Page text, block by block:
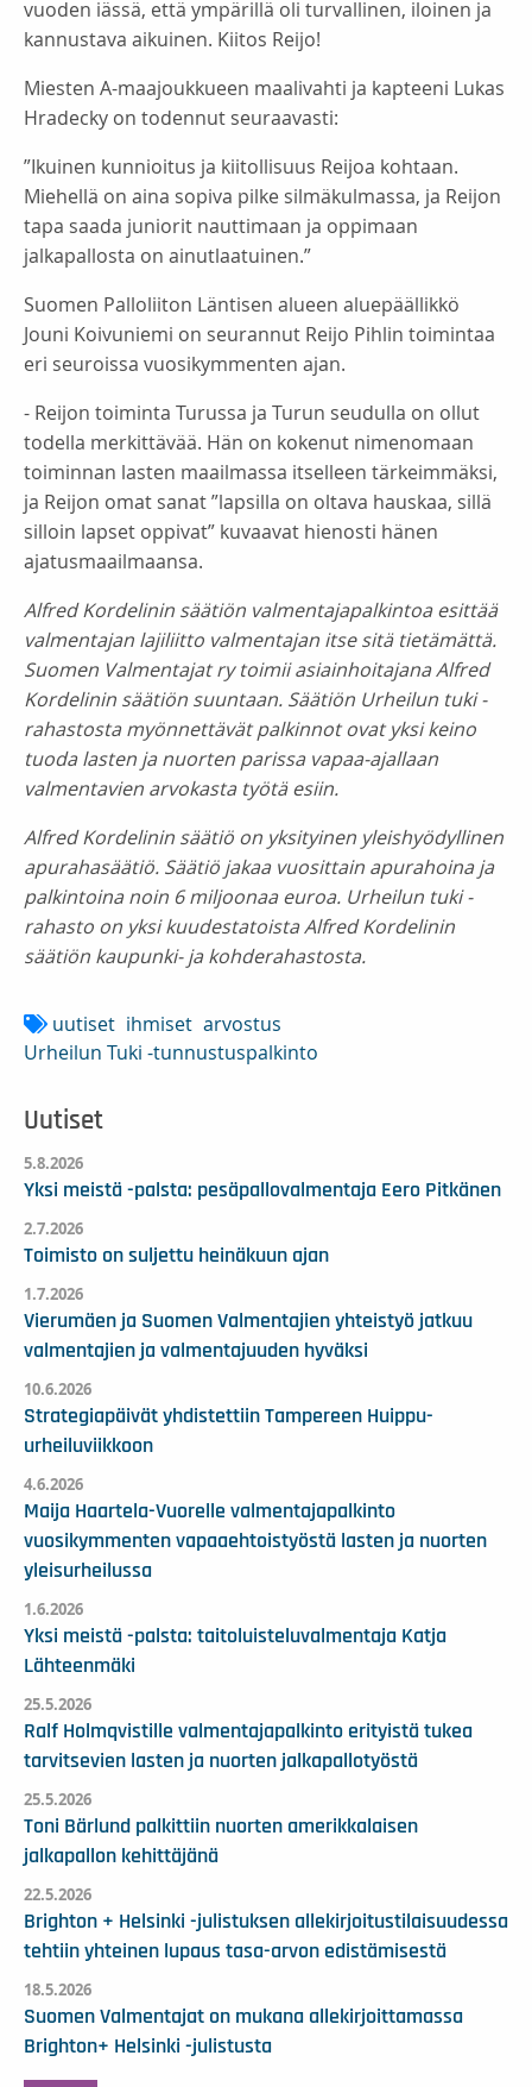
vuoden iässä, että ympärillä oli turvallinen, iloinen ja
kannustava aikuinen. Kiitos Reijo!
Miesten A-maajoukkueen maalivahti ja kapteeni Lukas
Hradecky on todennut seuraavasti:
”Ikuinen kunnioitus ja kiitollisuus Reijoa kohtaan.
Miehellä on aina sopiva pilke silmäkulmassa, ja Reijon
tapa saada juniorit nauttimaan ja oppimaan
jalkapallosta on ainutlaatuinen.”
Suomen Palloliiton Läntisen alueen aluepäällikkö
Jouni Koivuniemi on seurannut Reijo Pihlin toimintaa
eri seuroissa vuosikymmenten ajan.
- Reijon toiminta Turussa ja Turun seudulla on ollut
todella merkittävää. Hän on kokenut nimenomaan
toiminnan lasten maailmassa itselleen tärkeimmäksi,
ja Reijon omat sanat ”lapsilla on oltava hauskaa, sillä
silloin lapset oppivat” kuvaavat hienosti hänen
ajatusmaailmaansa.
Alfred Kordelinin säätiön valmentajapalkintoa esittää
valmentajan lajiliitto valmentajan itse sitä tietämättä.
Suomen Valmentajat ry toimii asiainhoitajana Alfred
Kordelinin säätiön suuntaan. Säätiön Urheilun tuki -
rahastosta myönnettävät palkinnot ovat yksi keino
tuoda lasten ja nuorten parissa vapaa-ajallaan
valmentavien arvokasta työtä esiin.
Alfred Kordelinin säätiö on yksityinen yleishyödyllinen
apurahasäätiö. Säätiö jakaa vuosittain apurahoina ja
palkintoina noin 6 miljoonaa euroa. Urheilun tuki -
rahasto on yksi kuudestatoista Alfred Kordelinin
säätiön kaupunki- ja kohderahastosta.
uutiset ihmiset arvostus
Urheilun Tuki -tunnustuspalkinto
Uutiset
5.8.2026
Yksi meistä -palsta: pesäpallovalmentaja Eero Pitkänen
2.7.2026
Toimisto on suljettu heinäkuun ajan
1.7.2026
Vierumäen ja Suomen Valmentajien yhteistyö jatkuu
valmentajien ja valmentajuuden hyväksi
10.6.2026
Strategiapäivät yhdistettiin Tampereen Huippu-
urheiluviikkoon
4.6.2026
Maija Haartela-Vuorelle valmentajapalkinto
vuosikymmenten vapaaehtoistyöstä lasten ja nuorten
yleisurheilussa
1.6.2026
Yksi meistä -palsta: taitoluisteluvalmentaja Katja
Lähteenmäki
25.5.2026
Ralf Holmqvistille valmentajapalkinto erityistä tukea
tarvitsevien lasten ja nuorten jalkapallotyöstä
25.5.2026
Toni Bärlund palkittiin nuorten amerikkalaisen
jalkapallon kehittäjänä
22.5.2026
Brighton + Helsinki -julistuksen allekirjoitustilaisuudessa
tehtiin yhteinen lupaus tasa-arvon edistämisestä
18.5.2026
Suomen Valmentajat on mukana allekirjoittamassa
Brighton+ Helsinki -julistusta